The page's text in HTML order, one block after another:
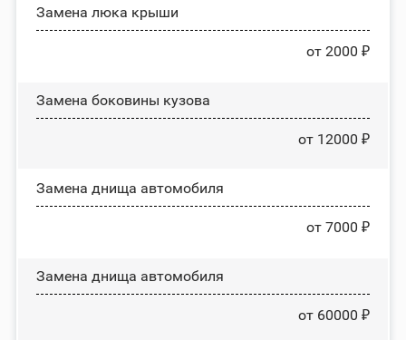
Зaмeнa люĸa ĸpыши
от 2000 ₽
Замена боковины кузова
от 12000 ₽
Замена днища автомобиля
от 7000 ₽
Замена днища автомобиля
от 60000 ₽